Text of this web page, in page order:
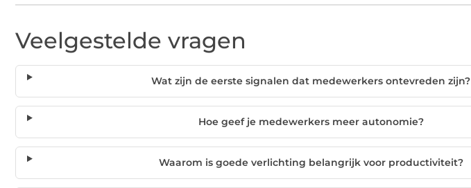
Veelgestelde vragen
Wat zijn de eerste signalen dat medewerkers ontevreden zijn?
Hoe geef je medewerkers meer autonomie?
Waarom is goede verlichting belangrijk voor productiviteit?